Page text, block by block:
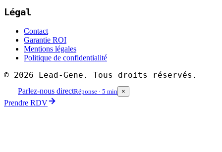
Légal
Contact
Garantie ROI
Mentions légales
Politique de confidentialité
© 2026 Lead-Gene. Tous droits réservés.
Parlez-nous directRéponse · 5 min ×
Prendre RDV